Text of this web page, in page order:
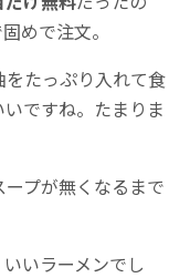
めで注文。
をたっぷり入れて食
ですね。たまりま
プが無くなるまで
いラーメンでし